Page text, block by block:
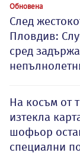
Обновена
След
Пловдив:
сред
На косъм от
изтекла
шофьор
специални